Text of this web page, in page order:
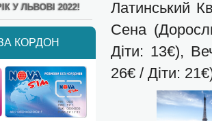
У ЛЬВОВІ 2022!
КОРДОН
Латинський
Сена
Діти: 13€),
26€ / Діти: